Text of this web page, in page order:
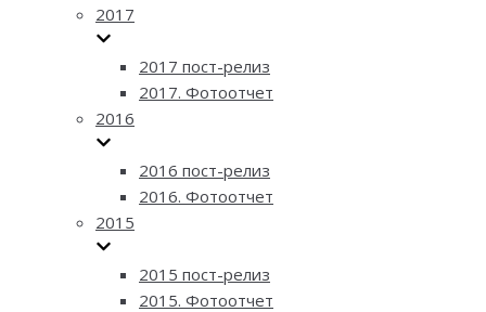
2017
2017 пост-релиз
2017. Фотоотчет
2016
2016 пост-релиз
2016. Фотоотчет
2015
2015 пост-релиз
2015. Фотоотчет